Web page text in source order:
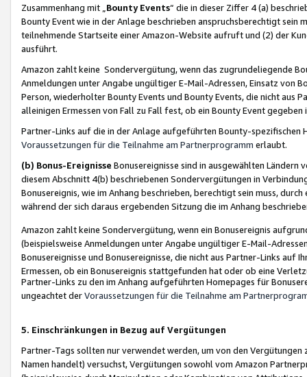
Zusammenhang mit „ Bounty Events“ die in dieser Ziffer 4 (a)
Bounty Event wie in der Anlage beschrieben anspruchsberechtigt sein
teilnehmende Startseite einer Amazon-Website aufruft und (2) der
ausführt.
Amazon zahlt keine Sondervergütung, wenn das zugrundeliegende
Anmeldungen unter Angabe ungültiger E-Mail-Adressen, Einsatz von
Person, wiederholter Bounty Events und Bounty Events, die nicht
alleinigen Ermessen von Fall zu Fall fest, ob ein Bounty Event
Partner-Links auf die in der Anlage aufgeführten Bounty-spezifischen
Voraussetzungen für die Teilnahme am Partnerprogramm erlaubt.
(b) Bonus-Ereignisse Bonusereignisse sind in ausgewählten Ländern
diesem Abschnitt 4(b) beschriebenen Sondervergütungen in
Bonusereignis, wie im Anhang beschrieben, berechtigt sein muss,
während der sich daraus ergebenden Sitzung die im Anhang
Amazon zahlt keine Sondervergütung, wenn ein Bonusereignis
(beispielsweise Anmeldungen unter Angabe ungültiger E-Mail-
Bonusereignisse und Bonusereignisse, die nicht aus Partner-Links auf
Ermessen, ob ein Bonusereignis stattgefunden hat oder ob eine
Partner-Links zu den im Anhang aufgeführten Homepages für
ungeachtet derVoraussetzungen für die Teilnahme am
5. Einschränkungen in Bezug auf Vergütungen
Partner-Tags sollten nur verwendet werden, um von den
Namen handelt) versuchst, Vergütungen sowohl vom Amazon